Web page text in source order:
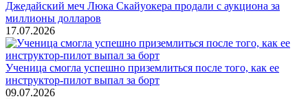
Джедайский меч Люка Скайуокера продали с аукциона за
миллионы долларов
17.07.2026
Ученица смогла успешно приземлиться после того, как ее
инструктор-пилот выпал за борт
09.07.2026